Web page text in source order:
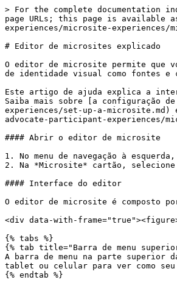
> For the complete documentation
page URLs; this page is available
experiences/microsite-
# Editor de microsites explicado
O editor de microsite permite que
de identidade visual como fontes e
Este artigo de ajuda explica a
Saiba mais sobre [a configuração
experiences/set-up-a-
advocate-participant-experiences/
#### Abrir o editor de microsite
1. No menu de navegação à
2. Na *Microsite* cartão,
#### Interface do editor
O editor de microsite é composto
<div data-with-
{% tabs %}
{% tab title="Barra de menu
A barra de menu na parte superior
tablet ou celular para ver como
{% endtab %}